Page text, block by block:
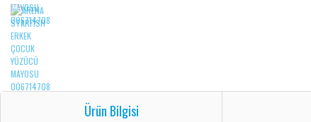
Ürün Bilgisi